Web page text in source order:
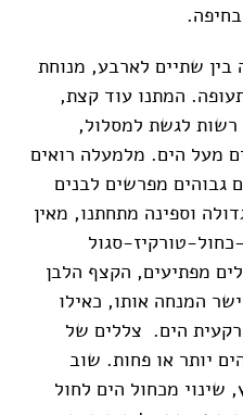
בין שתיים לארבע, מנוחת
המתנו עוד קצת,
לגשת למסלול,
מעל הים. מלמעלה רואים
גבוהים מפרשים לבנים
וספינה מתחתנו, מאין
כחול-טורקיז-סגול
מפתיעים, הקצף הלבן
המנחה אותו, כאילו
הים. צללים של
יותר או פחות. שוב
שינוי מכחול הים לחול